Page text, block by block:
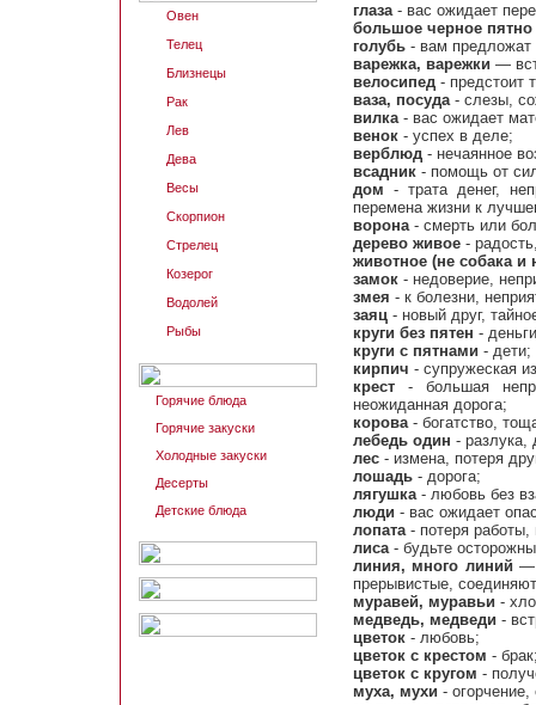
Овен
Телец
Близнецы
Рак
Лев
Дева
Весы
Скорпион
Стрелец
Козерог
Водолей
Рыбы
Горячие блюда
Горячие закуски
Холодные закуски
Десерты
Детские блюда
глаза- вас ожидает
большое черное пятно
голубь - вам предложат
варежка, варежки —
велосипед - предстоит
ваза, посуда- слезы,
вилка- вас ожидает
венок - успех в деле;
верблюд - нечаянное
всадник - помощь от
дом - трата денег,
перемена жизни к
ворона- смерть или
дерево живое -
животное (не собака и
замок - недоверие,
змея - к болезни,
заяц - новый друг,
круги без пятен -
круги с пятнами - дети;
кирпич - супружеская
крест - большая
неожиданная дорога;
корова- богатство,
лебедь один - разлука,
лес - измена, потеря
лошадь - дорога;
лягушка- любовь без
люди - вас ожидает
лопата- потеря работы,
лиса- будьте
линия, много линий —
прерывистые,
муравей, муравьи -
медведь, медведи -
цветок - любовь;
цветок с крестом -
цветок с кругом -
муха, мухи - огорчение,